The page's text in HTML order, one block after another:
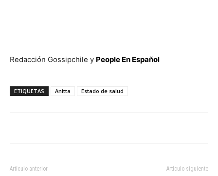
Redacción Gossipchile y People En Español
ETIQUETAS Anitta Estado de salud
Artículo anterior Artículo siguiente